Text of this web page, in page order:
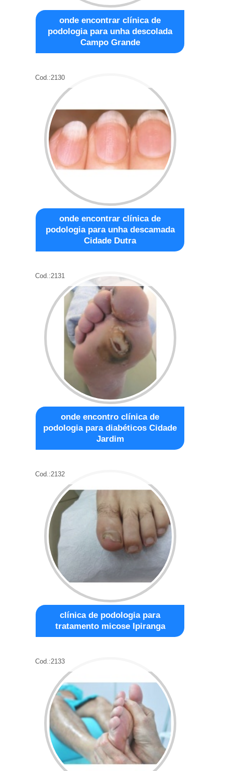
onde encontrar clínica de
podologia para unha descolada
Campo Grande
Cod.:2130
onde encontrar clínica de
podologia para unha descamada
Cidade Dutra
Cod.:2131
onde encontro clínica de
podologia para diabéticos Cidade
Jardim
Cod.:2132
clínica de podologia para
tratamento micose Ipiranga
Cod.:2133